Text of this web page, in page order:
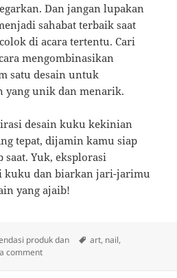
Dan jangan lupakan
sahabat terbaik saat
di acara tertentu. Cari
mengombinasikan
satu desain untuk
yang unik dan menarik.
desain kuku kekinian
tepat, dijamin kamu siap
Yuk, eksplorasi
kuku dan biarkan jari-jarimu
yang ajaib!
produk dan Tags
art, nail,
commenton Kuku Kekinian: Inspirasi Nail